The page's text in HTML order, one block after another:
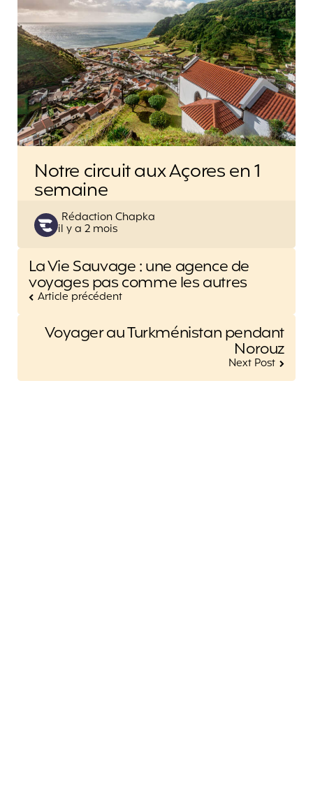
Notre circuit aux Açores en 1
semaine
Posted
by
Rédaction Chapka
il y a 2 mois
Post
navigation
La Vie Sauvage : une agence de
voyages pas comme les autres
Article précédent
Voyager au Turkménistan pendant
Norouz
Next Post